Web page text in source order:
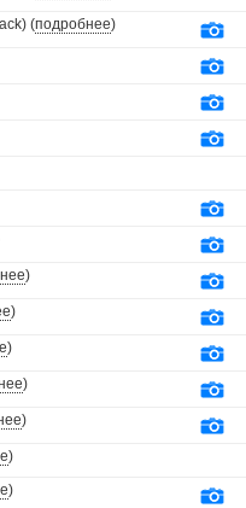
(подробнее)
)
)
)
)
)
)
)